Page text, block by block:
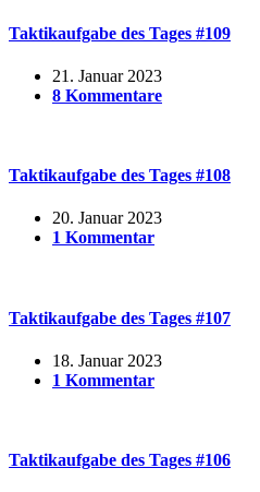
Taktikaufgabe des Tages #109
21. Januar 2023
8 Kommentare
Taktikaufgabe des Tages #108
20. Januar 2023
1 Kommentar
Taktikaufgabe des Tages #107
18. Januar 2023
1 Kommentar
Taktikaufgabe des Tages #106